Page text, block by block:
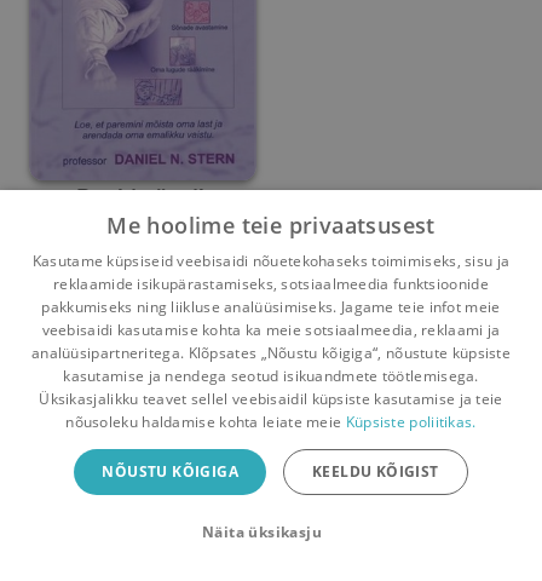
Beebi päevik
Daniel N. Stern
Umbes 3 kuudtagasi
Pealehele Ostukorv Sõnumid Teated Konto
Raamatuvahetuse mobiiliäpp
Vaheta raamatuid veelgi mugavamalt!
Me hoolime teie privaatsusest
Kasutame küpsiseid veebisaidi nõuetekohaseks toimimiseks, sisu ja
reklaamide isikupärastamiseks, sotsiaalmeedia funktsioonide
pakkumiseks ning liikluse analüüsimiseks. Jagame teie infot meie
veebisaidi kasutamise kohta ka meie sotsiaalmeedia, reklaami ja
analüüsipartneritega. Klõpsates „Nõustu kõigiga“, nõustute küpsiste
kasutamise ja nendega seotud isikuandmete töötlemisega.
Üksikasjalikku teavet sellel veebisaidil küpsiste kasutamise ja teie
nõusoleku haldamise kohta leiate meie Küpsiste poliitikas.
NÕUSTU KÕIGIGA KEELDU KÕIGIST
Näita üksikasju